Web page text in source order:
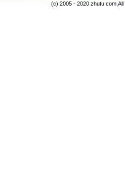
(c) 2005 - 2020